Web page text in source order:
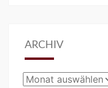
ARCHIV
Archiv